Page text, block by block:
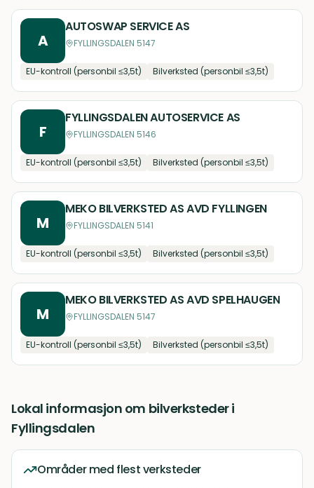
A
AUTOSWAP SERVICE AS
FYLLINGSDALEN 5147
EU-kontroll (personbil ≤3,5t) Bilverksted (personbil ≤3,5t)
F
FYLLINGSDALEN AUTOSERVICE AS
FYLLINGSDALEN 5146
EU-kontroll (personbil ≤3,5t) Bilverksted (personbil ≤3,5t)
M
MEKO BILVERKSTED AS AVD FYLLINGEN
FYLLINGSDALEN 5141
EU-kontroll (personbil ≤3,5t) Bilverksted (personbil ≤3,5t)
M
MEKO BILVERKSTED AS AVD SPELHAUGEN
FYLLINGSDALEN 5147
EU-kontroll (personbil ≤3,5t) Bilverksted (personbil ≤3,5t)
Lokal informasjon om bilverkstederi
Fyllingsdalen
Områder med flest verksteder